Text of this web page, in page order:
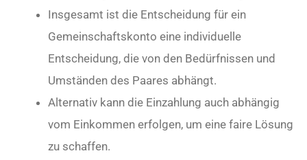
Insgesamt ist die Entscheidung für ein
Gemeinschaftskonto eine individuelle
Entscheidung, die von den Bedürfnissen und
Umständen des Paares abhängt.
Alternativ kann die Einzahlung auch abhängig
vom Einkommen erfolgen, um eine faire Lösung
zu schaffen.